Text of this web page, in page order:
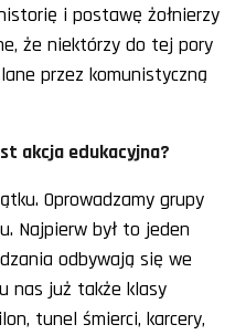
i postawę żołnierzy
że niektórzy do tej pory
przez komunistyczną
akcja edukacyjna?
Oprowadzamy grupy
Najpierw był to jeden
odbywają się we
nas już także klasy
tunel śmierci, karcery,